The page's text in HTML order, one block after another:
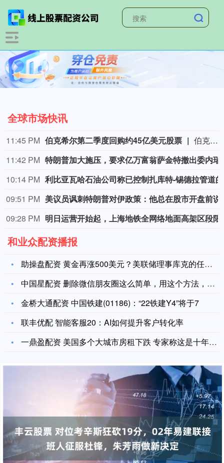
全球市场快讯
11:45 PM 伯克希尔第二季度回购约45亿美元股票
伯克希尔第二季度斥资约45亿美元回购自身股票，并在期内买入近200亿美元股票，显示首席执行官阿贝尔正将公司庞大的现金储备更多投入市场。 伯克希尔第一季度开始回购股票，为一年多来的首次。阿贝尔今年早些时候表示，公司重新启动回购，是因为管理层认为股票的“内在价值”高于其市场价格。 CFRA Research分析师Cathy Seifert表示：“投资者会受到回购举措的鼓舞。这也是Greg接掌公司并彰显其主导地位的一种方式。” 此次股票回购为股东带来了自2021年以来规模最大的季度资本回报。伯克希尔第二季度现金储备降至3655亿美元，低于前一季度的约3970亿美元。
11:42 PM
10:14 PM
09:51 PM
09:28 PM
和业众配资播报
助操盘配资 黄金再涨500美元？美联储理事库克的任免结果或成
中国星配资 删除微信朋友圈这么简单，用这个方法，10年前的也
金桥大通配资 中国铁建(01186)：“22铁建Y4”将于7
联丰优配 智能客服20：AI如何提升客户转化率
一鼎盈配资 美国多个大城市房租下跌 专家称这是十年来“对租客